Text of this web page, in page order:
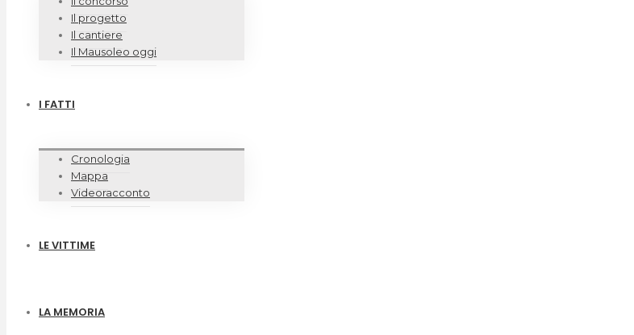
Il progetto
Il cantiere
Il Mausoleo oggi
I FATTI
Cronologia
Mappa
Videoracconto
LE VITTIME
LA MEMORIA